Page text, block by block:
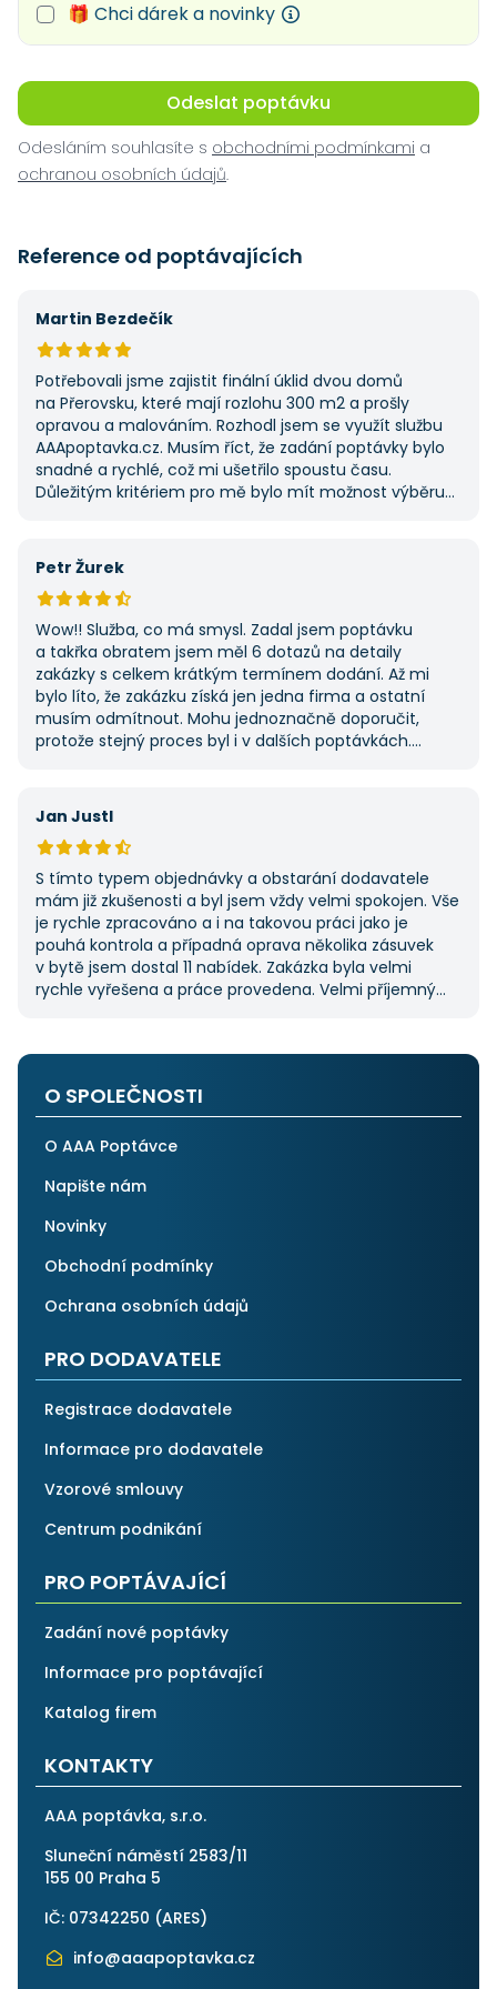
🎁 Chci dárek a novinky
Odeslat poptávku
Odesláním souhlasíte s obchodními podmínkami a
ochranou osobních údajů.
Reference od poptávajících
Martin Bezdečík
Potřebovali jsme zajistit finální úklid dvou domů
na Přerovsku, které mají rozlohu 300 m2 a prošly
opravou a malováním. Rozhodl jsem se využít službu
AAApoptavka.cz. Musím říct, že zadání poptávky bylo
snadné a rychlé, což mi ušetřilo spoustu času.
Důležitým kritériem pro mě bylo mít možnost výběru
první, ale se službou jsem byl spokojený, protože mi
a příště jejich službu využiji znovu.
Petr Žurek
Wow!! Služba, co má smysl. Zadal jsem poptávku
a takřka obratem jsem měl 6 dotazů na detaily
zakázky s celkem krátkým termínem dodání. Až mi
bylo líto, že zakázku získá jen jedna firma a ostatní
musím odmítnout. Mohu jednoznačně doporučit,
protože stejný proces byl i v dalších poptávkách.
Jan Justl
S tímto typem objednávky a obstarání dodavatele
mám již zkušenosti a byl jsem vždy velmi spokojen. Vše
je rychle zpracováno a i na takovou práci jako je
pouhá kontrola a případná oprava několika zásuvek
v bytě jsem dostal 11 nabídek. Zakázka byla velmi
rychle vyřešena a práce provedena. Velmi příjemný
po všech stránkách plně spolehnout.
O SPOLEČNOSTI
O AAA Poptávce
Napište nám
Novinky
Obchodní podmínky
Ochrana osobních údajů
PRO DODAVATELE
Registrace dodavatele
Informace pro dodavatele
Vzorové smlouvy
Centrum podnikání
PRO POPTÁVAJÍCÍ
Zadání nové poptávky
Informace pro poptávající
Katalog firem
KONTAKTY
AAA poptávka, s.r.o.
Sluneční náměstí 2583/11
155 00 Praha 5
IČ: 07342250 (ARES)
info@aaapoptavka.cz